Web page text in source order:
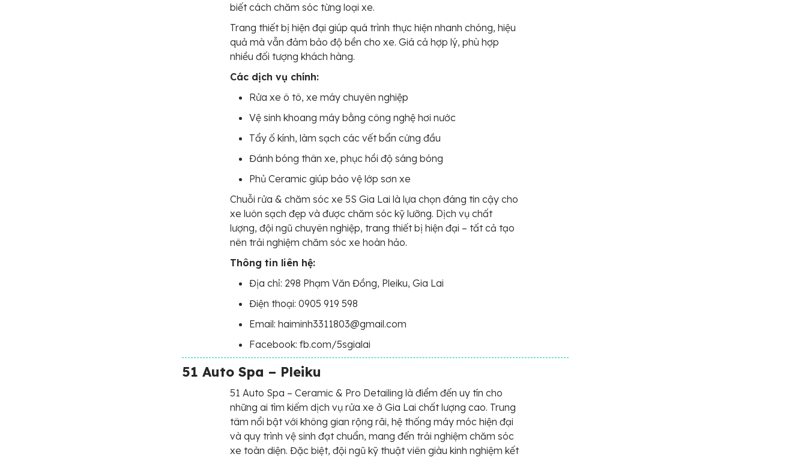
biết cách chăm sóc từng loại xe.
Trang thiết bị hiện đại giúp quá trình thực hiện nhanh chóng, hiệu
quả mà vẫn đảm bảo độ bền cho xe. Giá cả hợp lý, phù hợp
nhiều đối tượng khách hàng.
Các dịch vụ chính:
Rửa xe ô tô, xe máy chuyên nghiệp
Vệ sinh khoang máy bằng công nghệ hơi nước
Tẩy ố kính, làm sạch các vết bẩn cứng đầu
Đánh bóng thân xe, phục hồi độ sáng bóng
Phủ Ceramic giúp bảo vệ lớp sơn xe
Chuỗi rửa & chăm sóc xe 5S Gia Lai là lựa chọn đáng tin cậy cho
xe luôn sạch đẹp và được chăm sóc kỹ lưỡng. Dịch vụ chất
lượng, đội ngũ chuyên nghiệp, trang thiết bị hiện đại – tất cả tạo
nên trải nghiệm chăm sóc xe hoàn hảo.
Thông tin liên hệ:
Địa chỉ: 298 Phạm Văn Đồng, Pleiku, Gia Lai
Điện thoại: 0905 919 598
Email: haiminh3311803@gmail.com
Facebook: fb.com/5sgialai
51 Auto Spa – Pleiku
51 Auto Spa – Ceramic & Pro Detailing là điểm đến uy tín cho
những ai tìm kiếm dịch vụ rửa xe ở Gia Lai chất lượng cao. Trung
tâm nổi bật với không gian rộng rãi, hệ thống máy móc hiện đại
và quy trình vệ sinh đạt chuẩn, mang đến trải nghiệm chăm sóc
xe toàn diện. Đặc biệt, đội ngũ kỹ thuật viên giàu kinh nghiệm kết